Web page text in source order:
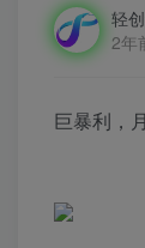
轻
2年
巨暴利，